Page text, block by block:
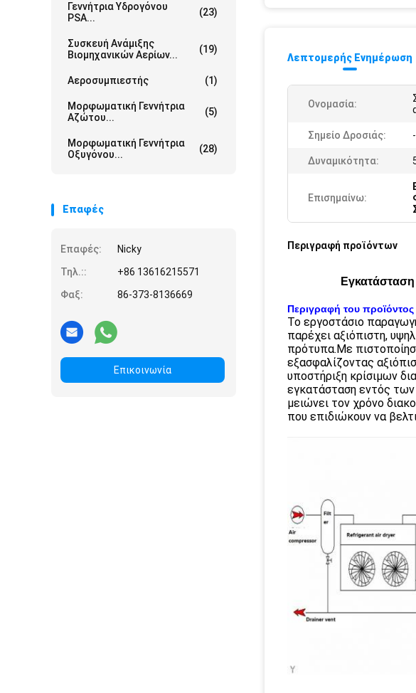
Γεννήτρια Υδρογόνου
PSA...
(23)
Συσκευή Ανάμιξης
Βιομηχανικών Αερίων...
(19)
Αεροσυμπιεστής (1)
Μορφωματική Γεννήτρια
Αζώτου...
(5)
Μορφωματική Γεννήτρια
Οξυγόνου...
(28)
Επαφές
Επαφές:
Nicky
Τηλ.::
+86 13616215571
Φαξ:
86-373-8136669
Επικοινωνία
Λεπτομερής Ενημέρωση
Ονομασία:
Σημείο Δροσιάς:
Δυναμικότητα:
Επισημαίνω:
Περιγραφή προϊόντων
Περιγραφή του προϊόντος
Το εργοστάσιο
παρέχει αξιόπιστη,
πρότυπα.Με
εξασφαλίζοντας
υποστήριξη κρίσιμων
εγκατάσταση εντός των
μειώνει τον χρόνο
που επιδιώκουν να